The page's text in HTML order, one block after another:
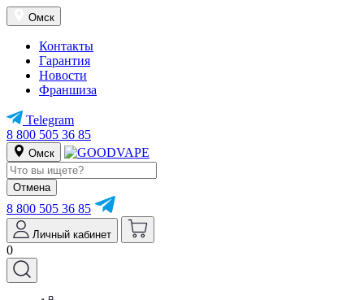
Омск
Контакты
Гарантия
Новости
Франшиза
Telegram
8 800 505 36 85
Омск
Отмена
8 800 505 36 85
Личный кабинет
0